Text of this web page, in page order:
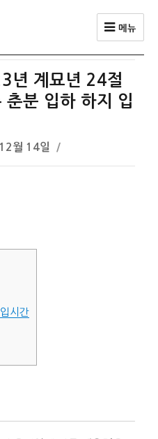
메뉴
년 계묘년 24절
춘분 입하 하지 입
월 14일
시간